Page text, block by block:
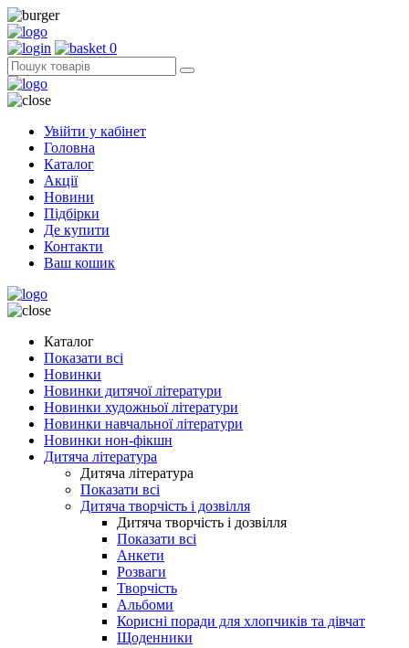
0
Увійти у кабінет
Головна
Каталог
Акції
Новини
Підбірки
Де купити
Контакти
Ваш кошик
Каталог
Показати всі
Новинки
Новинки дитячої літератури
Новинки художньої літератури
Новинки навчальної літератури
Новинки нон-фікшн
Дитяча література
Дитяча література
Показати всі
Дитяча творчість і дозвілля
Дитяча творчість і дозвілля
Показати всі
Анкети
Розваги
Творчість
Альбоми
Корисні поради для хлопчиків та дівчат
Щоденники